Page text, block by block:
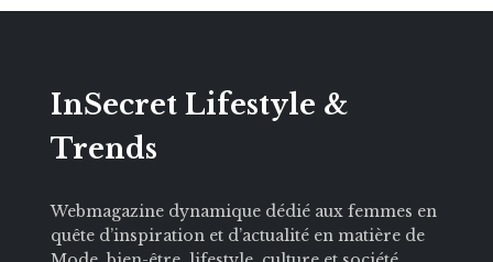
InSecret Lifestyle &
Trends
Webmagazine dynamique dédié aux femmes en
quête d’inspiration et d’actualité en matière de